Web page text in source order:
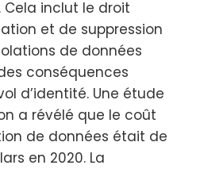
Cela inclut le droit
et de suppression
de données
conséquences
d’identité. Une étude
a révélé que le coût
de données était de
en 2020. La